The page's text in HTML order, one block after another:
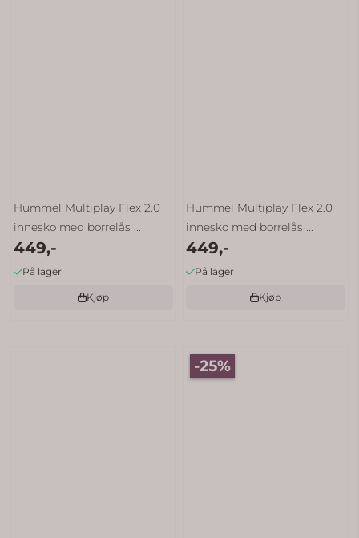
Hummel Multiplay Flex 2.0
innesko med borrelås ...
449,-
På lager
Kjøp
Hummel Multiplay Flex 2.0
innesko med borrelås ...
449,-
På lager
Kjøp
-25%